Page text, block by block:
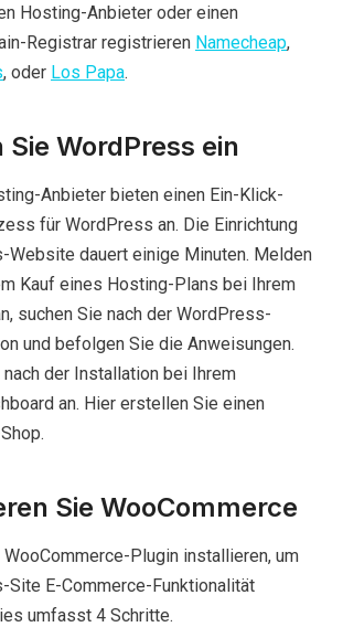
Hosting-Anbieter oder einen
Registrar registrieren Namecheap,
, oder Los Papa.
Sie WordPress ein
Anbieter bieten einen Ein-Klick-
für WordPress an. Die Einrichtung
Website dauert einige Minuten. Melden
Kauf eines Hosting-Plans bei Ihrem
suchen Sie nach der WordPress-
und befolgen Sie die Anweisungen.
der Installation bei Ihrem
an. Hier erstellen Sie einen
Sie WooCommerce
Plugin installieren, um
Site E-Commerce-Funktionalität
umfasst 4 Schritte.